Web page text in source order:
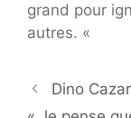
grand pour
autres. «
Dino